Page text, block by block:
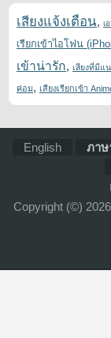
เสียงแจ้งเตือน, เ
เรียกเข้าไอโฟน
เข้าน่ารัก, เสียงที่มีแ
ค่อม, เสียงเรียกเข้า
English ภาษ
Copyright (©)